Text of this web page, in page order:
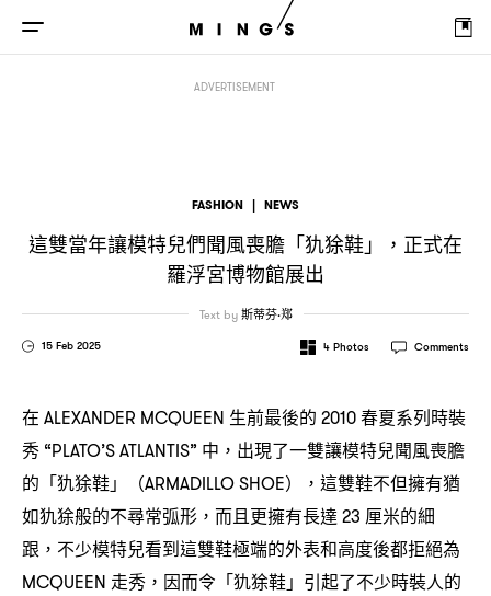
ADVERTISEMENT
FASHION | NEWS
這雙當年讓模特兒們聞風喪膽「犰狳鞋」 ， 正式在
羅浮宮博物館展出
15 Feb 2025
Text by 斯蒂芬·郑
4 Photos Comments
在 ALEXANDER MCQUEEN 生前最後的 2010春夏系列時裝
秀 “PLATO’S ATLANTIS” 中 ， 出現了一雙讓模特兒聞風喪膽
的「犰狳鞋」
（ARMADILLO SHOE）， 這雙鞋不但擁有猶
如犰狳般的不尋常弧形 ， 而且更擁有長達23 厘米的細
跟 ， 不少模特兒看到這雙鞋極端的外表和高度後都拒絕為
MCQUEEN 走秀 ， 因而令「犰狳鞋」引起了不少時裝人的
這雙當年讓模特兒們聞風喪膽「犰狳鞋」，